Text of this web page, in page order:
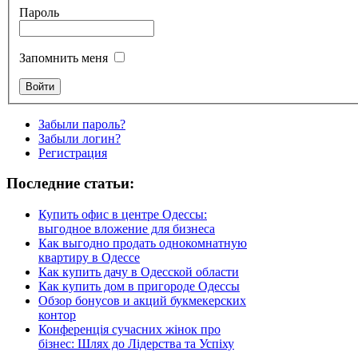
Пароль
Запомнить меня
Забыли пароль?
Забыли логин?
Регистрация
Последние статьи:
Купить офис в центре Одессы:
выгодное вложение для бизнеса
Как выгодно продать однокомнатную
квартиру в Одессе
Как купить дачу в Одесской области
Как купить дом в пригороде Одессы
Обзор бонусов и акций букмекерских
контор
Конференція сучасних жінок про
бізнес: Шлях до Лідерства та Успіху